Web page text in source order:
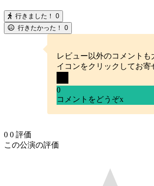
行きました！ 0
行きたかった！ 0
レビュー以外のコメントも
イコンをクリックしてお
0
コメントをどうぞx
0 0 評価
この公演の評価